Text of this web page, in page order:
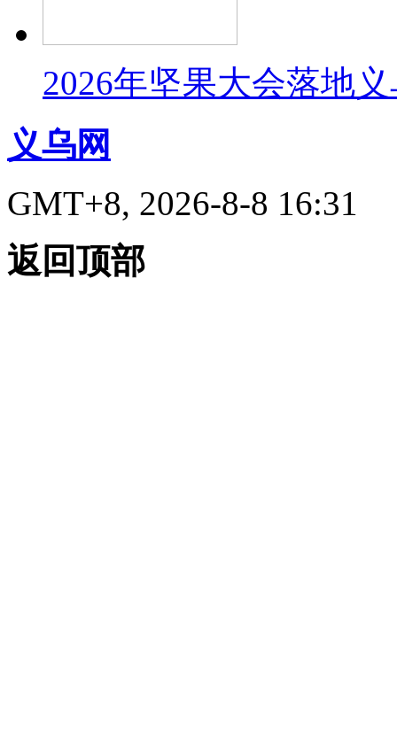
2026年坚果大会落地
义乌网
GMT+8, 2026-8-8 16:31
返回顶部